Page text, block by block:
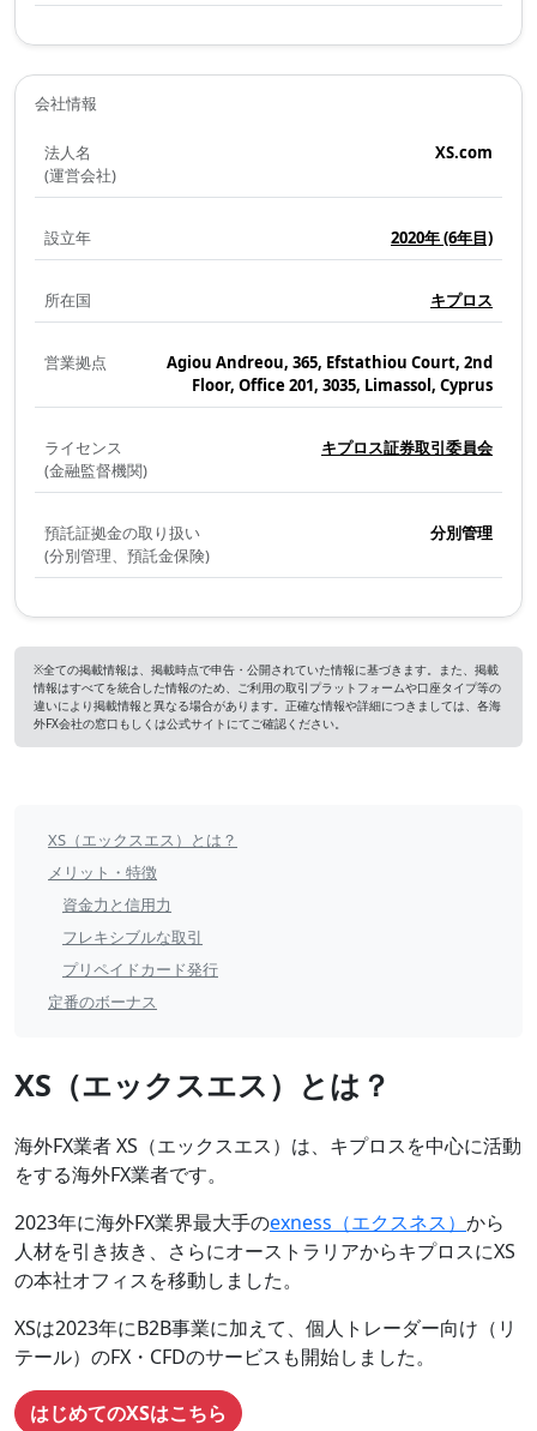
会社情報
法人名
(運営会社)
XS.com
設立年 2020年(6年目)
所在国 キプロス
営業拠点
Agiou Andreou, 365, Efstathiou Court, 2nd
Floor, Office 201, 3035, Limassol, Cyprus
ライセンス
(金融監督機関)
キプロス証券取引委員会
預託証拠金の取り扱い
(分別管理、預託金保険)
分別管理
※全ての掲載情報は、掲載時点で申告・公開されていた情報に基づきます。また、掲載
情報はすべてを統合した情報のため、ご利用の取引プラットフォームや口座タイプ等の
違いにより掲載情報と異なる場合があります。正確な情報や詳細につきましては、各海
外FX会社の窓口もしくは公式サイトにてご確認ください。
XS
目
XS（エックスエス）とは？
メリット・特徴
資金力と信用力
フレキシブルな取引
プリペイドカード発行
定番のボーナス
XS（エックスエス）とは？
海外FX業者 XS（エックスエス）は、キプロスを中心に活動
をする海外FX業者です。
2023年に海外FX業界最大手のexness（エクスネス） から
人材を引き抜き、さらにオーストラリアからキプロスにXS
の本社オフィスを移動しました。
XSは2023年にB2B事業に加えて、個人トレーダー向け（リ
テール）のFX・CFDのサービスも開始しました。
はじめてのXSはこちら